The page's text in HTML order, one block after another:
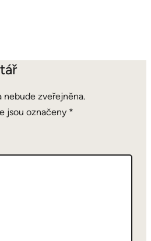
nebude zveřejněna.
jsou označeny *